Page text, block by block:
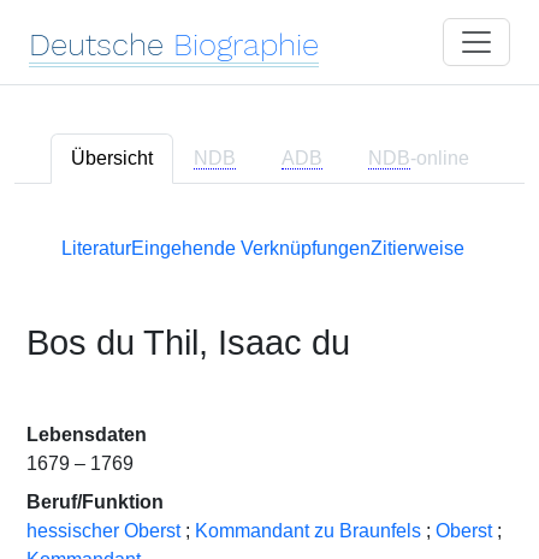
Deutsche Biographie
Übersicht NDB ADB NDB-online
LiteraturEingehende VerknüpfungenZitierweise
Bos du Thil, Isaac du
Lebensdaten
1679 – 1769
Beruf/Funktion
hessischer Oberst ; Kommandant zu Braunfels ; Oberst ;